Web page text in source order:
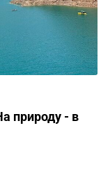
природу - в